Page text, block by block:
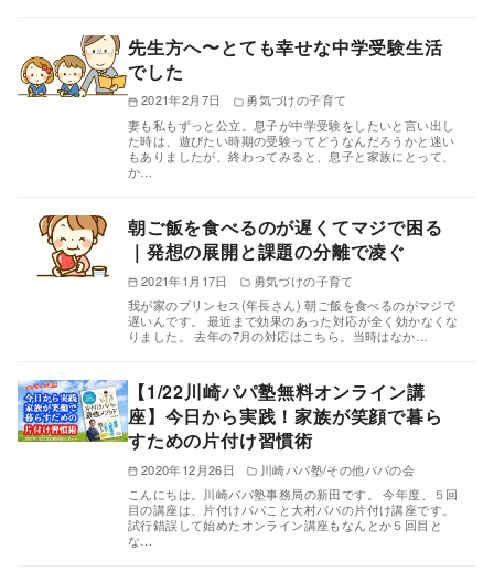
先生方へ〜とても幸せな中学受験生活
でした
2021年2月7日
勇気づけの子育て
妻も私もずっと公立。息子が中学受験をしたいと言い出し
た時は、遊びたい時期の受験ってどうなんだろうかと迷い
もありましたが、終わってみると、息子と家族にとって、
か…
朝ご飯を食べるのが遅くてマジで困る
｜発想の展開と課題の分離で凌ぐ
2021年1月17日
勇気づけの子育て
我が家のプリンセス(年長さん) 朝ご飯を食べるのがマジで
遅いんです。 最近まで効果のあった対応が全く効かなくな
りました。 去年の7月の対応はこちら。当時はなか…
【1/22川崎パパ塾無料オンライン講
座】今日から実践！家族が笑顔で暮ら
すための片付け習慣術
2020年12月26日
川崎パパ塾/その他パパの会
こんにちは。川崎パパ塾事務局の新田です。 今年度、５回
目の講座は、片付けパパこと大村パパの片付け講座です。
試行錯誤して始めたオンライン講座もなんとか５回目と
な…